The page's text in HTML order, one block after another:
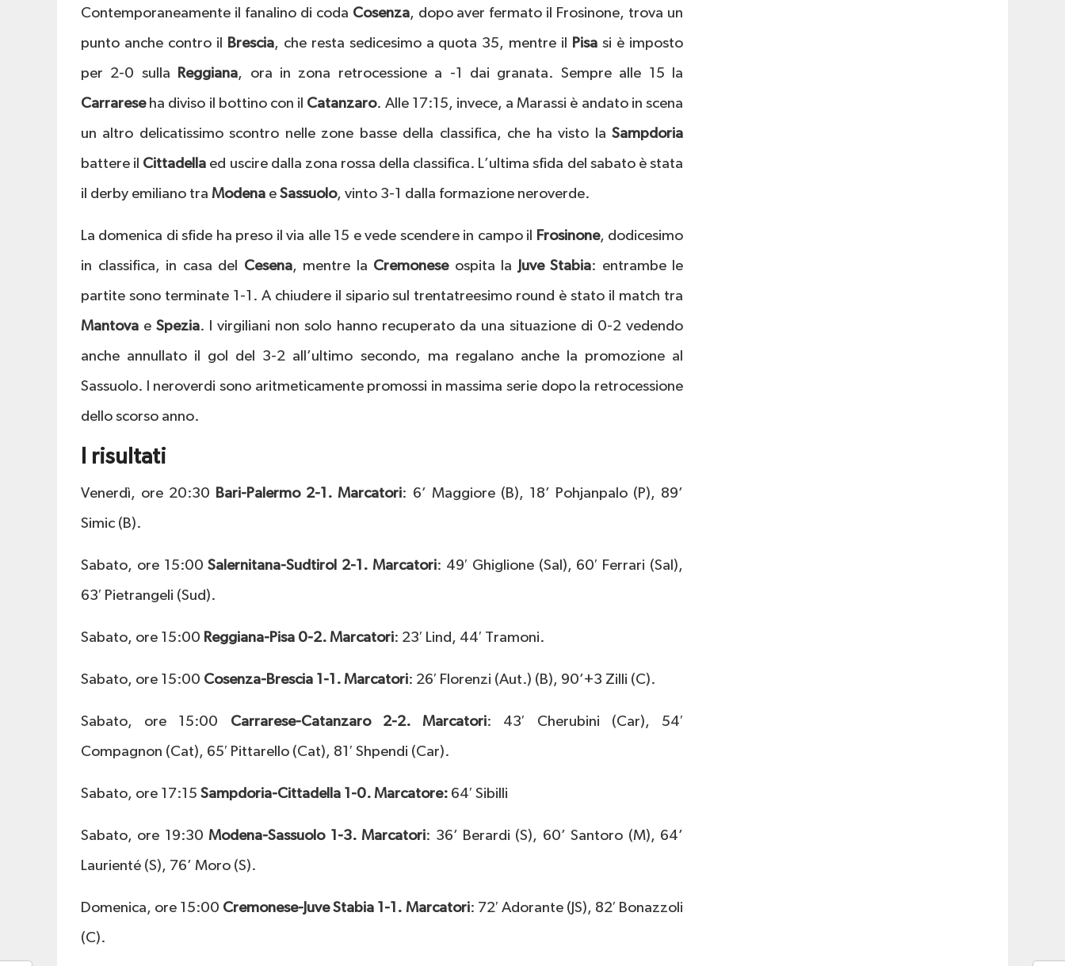
Contemporaneamente il fanalino di coda Cosenza, dopo aver fermato il Frosinone, trova un
punto anche contro il
Brescia, che resta sedicesimo a quota 35, mentre il Pisa si è imposto
per 2-0 sulla
Reggiana, ora in zona retrocessione a -1 dai granata. Sempre alle 15 la
Carrareseha diviso il bottino con il Catanzaro. Alle 17:15, invece, a Marassi è andato in scena
un altro delicatissimo scontro nelle zone basse della classifica, che ha visto la Sampdoria
battere il Cittadella ed uscire dalla zona rossa della classifica. L’ultima sfida del sabato è stata
il derby emiliano tra Modena e Sassuolo, vinto 3-1 dalla formazione neroverde.
La domenica di sfide ha preso il via alle 15 e vede scendere in campo il Frosinone, dodicesimo
in classifica, in casa del Cesena, mentre la Cremoneseospita la Juve Stabia: entrambe le
partite sono terminate 1-1. A chiudere il sipario sul trentatreesimo round è stato il match tra
Mantova eSpezia. I virgiliani non solo hanno recuperato da una situazione di 0-2 vedendo
anche annullato il gol del 3-2 all’ultimo secondo, ma regalano anche la promozione al
Sassuolo. I neroverdi sono aritmeticamente promossi in massima serie dopo la retrocessione
dello scorso anno.
I risultati
Venerdì, ore 20:30 Bari-Palermo 2-1. Marcatori: 6’ Maggiore (B), 18’ Pohjanpalo (P), 89’
Simic (B).
Sabato, ore 15:00Salernitana-Sudtirol 2-1. Marcatori: 49′ Ghiglione (Sal), 60′ Ferrari (Sal),
63′ Pietrangeli (Sud).
Sabato, ore 15:00 Reggiana-Pisa 0-2. Marcatori: 23′ Lind, 44′ Tramoni.
Sabato, ore 15:00 Cosenza-Brescia 1-1. Marcatori: 26′ Florenzi (Aut.) (B), 90’+3 Zilli (C).
Sabato, ore 15:00 Carrarese-Catanzaro 2-2. Marcatori: 43′ Cherubini (Car), 54′
Compagnon (Cat), 65′ Pittarello (Cat), 81′ Shpendi (Car).
Sabato, ore 17:15 Sampdoria-Cittadella 1-0. Marcatore: 64′ Sibilli
Sabato, ore 19:30 Modena-Sassuolo 1-3. Marcatori: 36’ Berardi (S), 60’ Santoro (M), 64’
Laurienté (S), 76’ Moro (S).
Domenica, ore 15:00 Cremonese-Juve Stabia 1-1. Marcatori: 72′ Adorante (JS), 82′ Bonazzoli
(C).